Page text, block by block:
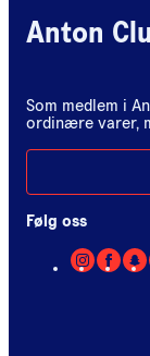
Anton
Som medlem i
ordinære varer,
Følg oss